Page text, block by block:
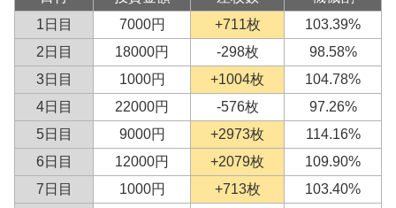
1日目
7000円 +711枚
103.39%
2日目
18000円 -298枚
98.58%
3日目
1000円 +1004枚
104.78%
4日目
22000円 -576枚
97.26%
5日目
9000円 +2973枚
114.16%
6日目
12000円 +2079枚
109.90%
7日目
1000円 +713枚
103.40%